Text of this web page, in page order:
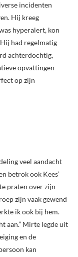
incidenten
Hij kreeg
hyperalert, kon
had regelmatig
achterdochtig,
opvattingen
op zijn
veel aandacht
betrok ook Kees’
praten over zijn
zijn vaak gewend
ik ook bij hem.
aan.” Mirte legde uit
en de
kan